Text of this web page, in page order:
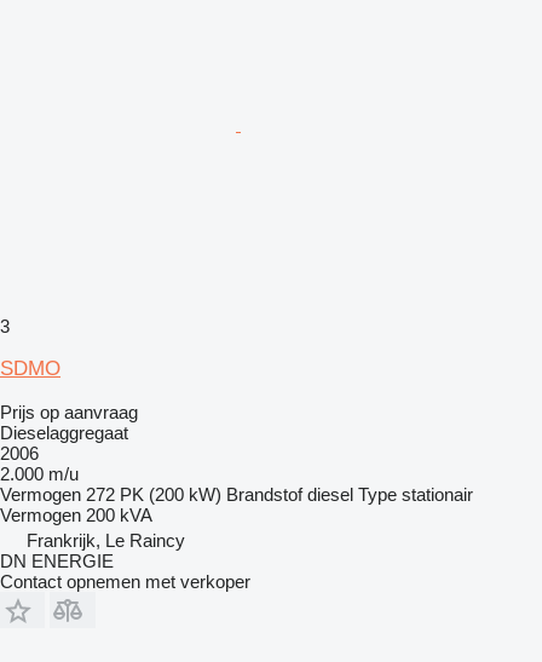
3
SDMO
Prijs op aanvraag
Dieselaggregaat
2006
2.000 m/u
Vermogen 272 PK (200 kW) Brandstof diesel Type stationair
Vermogen 200 kVA
Frankrijk, Le Raincy
DN ENERGIE
Contact opnemen met verkoper